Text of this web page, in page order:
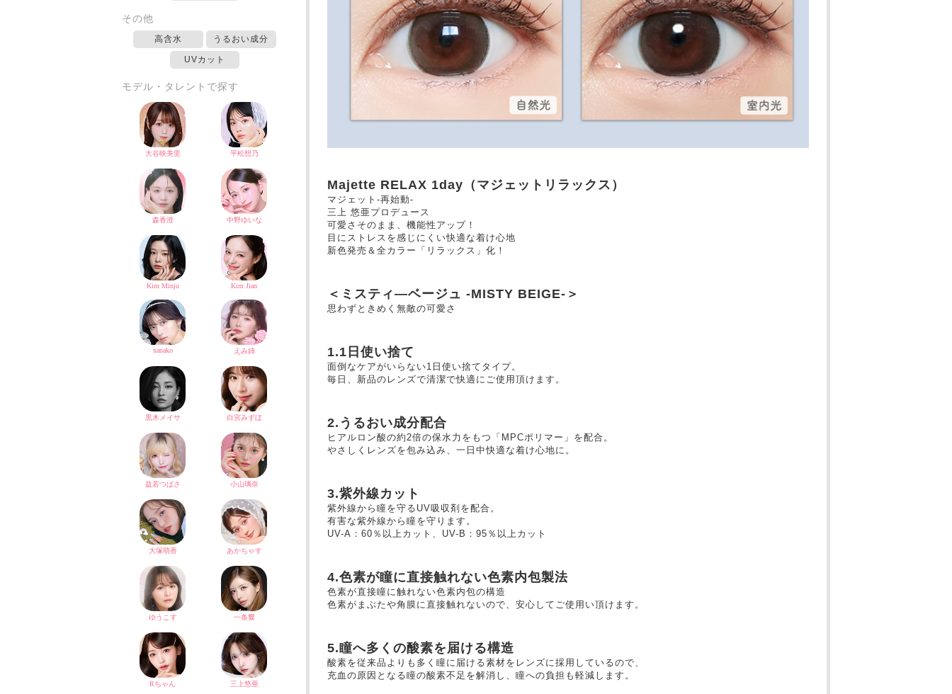
その他
高含水 うるおい成分
UVカット
モデル・タレントで探す
Majette RELAX 1day（マジェットリラックス）
マジェット-再始動-
三上 悠亜プロデュース
可愛さそのまま、機能性アップ！
目にストレスを感じにくい快適な着け心地
新色発売＆全カラー「リラックス」化！
＜ミスティ―ベージュ -MISTY BEIGE-＞
思わずときめく無敵の可愛さ
1.1日使い捨て
面倒なケアがいらない1日使い捨てタイプ。
毎日、新品のレンズで清潔で快適にご使用頂けます。
2.うるおい成分配合
ヒアルロン酸の約2倍の保水力をもつ「MPCポリマー」を配合。
やさしくレンズを包み込み、一日中快適な着け心地に。
3.紫外線カット
紫外線から瞳を守るUV吸収剤を配合。
有害な紫外線から瞳を守ります。
UV-A：60％以上カット、UV-B：95％以上カット
4.色素が瞳に直接触れない色素内包製法
色素が直接瞳に触れない色素内包の構造
色素がまぶたや角膜に直接触れないので、安心してご使用い頂けます。
5.瞳へ多くの酸素を届ける構造
酸素を従来品よりも多く瞳に届ける素材をレンズに採用しているので、
充血の原因となる瞳の酸素不足を解消し、瞳への負担も軽減します。